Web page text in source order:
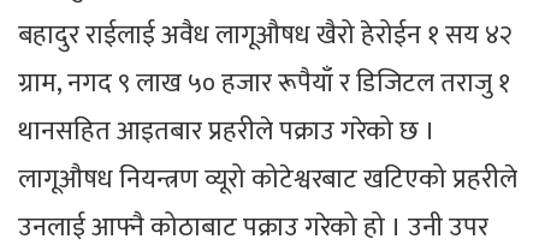
बहादुर राईलाई अवैध लागूऔषध खैरो हेरोईन १ सय ४२
ग्राम, नगद ९ लाख ५० हजार रूपैयाँ र डिजिटल तराजु १
थानसहित आइतबार प्रहरीले पक्राउ गरेको छ ।
लागूऔषध नियन्त्रण व्यूरो कोटेश्वरबाट खटिएको प्रहरीले
उनलाई आफ्नै कोठाबाट पक्राउ गरेको हो । उनी उपर